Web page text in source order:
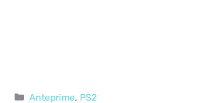
Categorie
Anteprime, PS2